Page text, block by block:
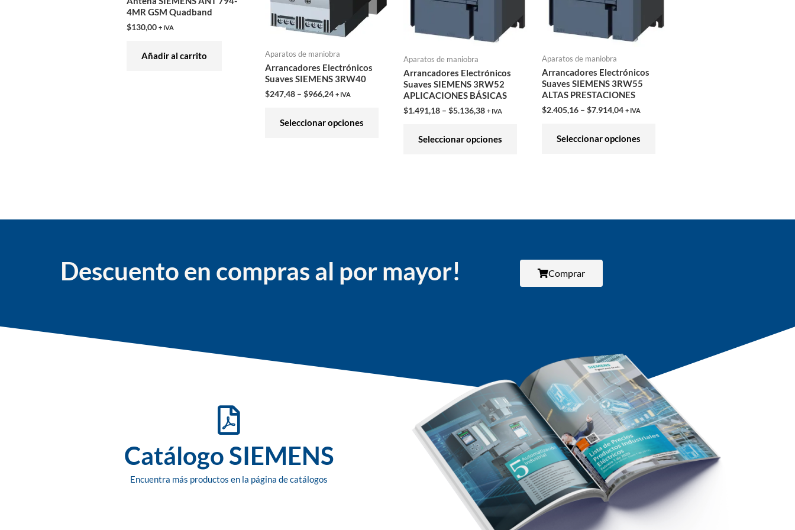
4MR GSM Quadband
$130,00 + IVA
Añadir al carrito Aparatos de maniobra
Arrancadores Electrónicos
Suaves SIEMENS 3RW40
$247,48– $966,24 + IVA
Seleccionar opciones
en
producto
Aparatos de maniobra
Arrancadores Electrónicos
Suaves SIEMENS 3RW52
APLICACIONES BÁSICAS
$1.491,18 – $5.136,38 + IVA
Seleccionar opciones
en
la
producto
Aparatos de maniobra
Arrancadores Electrónicos
Suaves SIEMENS 3RW55
ALTAS PRESTACIONES
$2.405,16 –$7.914,04 + IVA
Seleccionar opciones
en
la
Descuento en compras al por mayor! Comprar
Catálogo SIEMENS
Encuentra más productos en la página de catálogos